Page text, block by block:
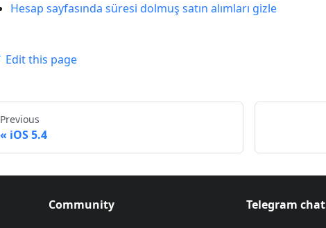
Hesap sayfasında süresi dolmuş satın alımları gizle
Edit this page
Previous
iOS 5.4
Community
Telegram chat